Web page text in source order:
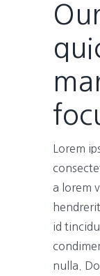
Lorem
a lorem
id
nulla.